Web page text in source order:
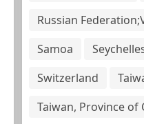
Russian
Samoa
Switzerland
Taiwan, Province of